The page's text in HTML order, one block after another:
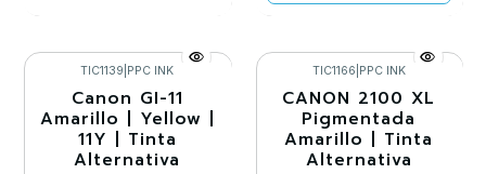
-15%
TIC1139 PPC INK
Canon GI-11
Amarillo | Yellow |
11Y | Tinta
Alternativa
-15%
Agotado
TIC1166 PPC INK
CANON 2100 XL
Pigmentada
Amarillo | Tinta
Alternativa